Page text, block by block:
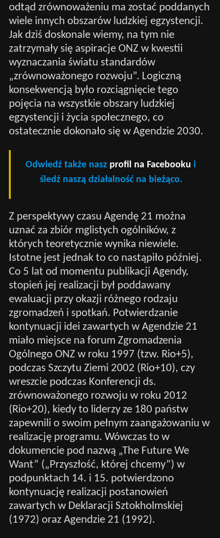
odtąd zrównoważeniu ma zostać poddanych
wiele innych obszarów ludzkiej egzystencji.
Jak dziś doskonale wiemy, na tym nie
zatrzymały się aspiracje ONZ w kwestii
wyznaczania światu standardów
„zrównoważonego rozwoju”. Logiczną
konsekwencją było rozciągnięcie tego
pojęcia na wszystkie obszary ludzkiej
egzystencji i życia społecznego, co
ostatecznie dokonało się w Agendzie 2030.
Odwiedź także nasz profil na Facebooku i
śledź naszą działalność na bieżąco.
Z perspektywy czasu Agendę 21 można
uznać za zbiór mglistych ogólników, z
których teoretycznie wynika niewiele.
Istotne jest jednak to co nastąpiło później.
Co 5 lat od momentu publikacji Agendy,
stopień jej realizacji był poddawany
ewaluacji przy okazji różnego rodzaju
zgromadzeń i spotkań. Potwierdzanie
kontynuacji idei zawartych w Agendzie 21
miało miejsce na forum Zgromadzenia
Ogólnego ONZ w roku 1997 (tzw. Rio+5),
podczas Szczytu Ziemi 2002 (Rio+10), czy
wreszcie podczas Konferencji ds.
zrównoważonego rozwoju w roku 2012
(Rio+20), kiedy to liderzy ze 180 państw
zapewnili o swoim pełnym zaangażowaniu w
realizację programu. Wówczas to w
dokumencie pod nazwą „The Future We
Want” („Przyszłość, której chcemy”) w
podpunktach 14. i 15. potwierdzono
kontynuację realizacji postanowień
zawartych w Deklaracji Sztokholmskiej
(1972) oraz Agendzie 21 (1992).